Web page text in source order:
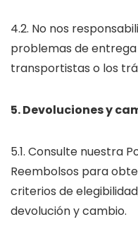
4.2. No nos
problemas de
transportistas o los
5. Devoluciones y
5.1. Consulte nuestra
Reembolsos para
criterios de
devolución y cambio.